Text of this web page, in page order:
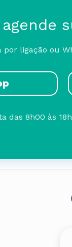
por ligação ou
das 8h00 às